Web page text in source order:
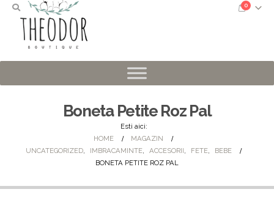
0
Boneta Petite Roz Pal
Esti aici:
HOME
MAGAZIN
UNCATEGORIZED, IMBRACAMINTE, ACCESORII, FETE,
BEBE
BONETA PETITE ROZ PAL